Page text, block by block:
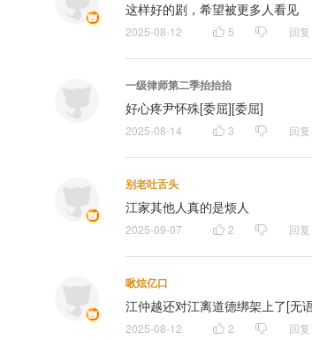
这样好的剧，希望被更多人看见
2025-08-12 5 回复
一级律师第二季抬抬抬
好心疼尹怀殊[委屈][委屈]
2025-08-14 3 回复
别老吐舌头
江家其他人真的是烦人
2025-09-07 2 回复
啾炫亿口
江仲越还对江离道德绑架上了[无
2025-08-12 2 回复